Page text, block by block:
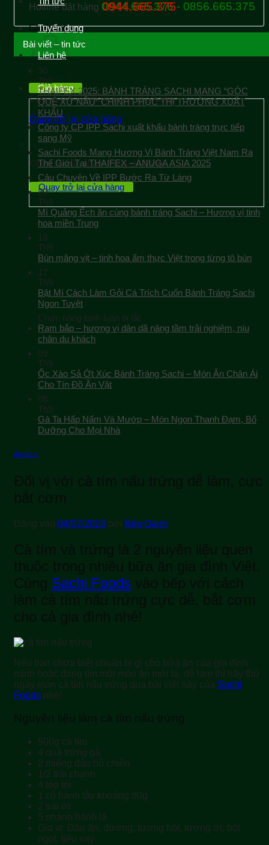
Hotline đặt hàng 0944.665.376 - 0856.665.375
Giỏ hàng
Chưa có sản phẩm trong giỏ hàng.
Quay trở lại cửa hàng
Tuyển dụng
Liên hệ
Giỏ hàng
Chưa có sản phẩm trong giỏ hàng.
Quay trở lại cửa hàng
0944.665.375
Bài viết – tin tức
30
Th9
THAIFEX 2025: BÁNH TRÁNG SACHI MANG “GÓC
QUÊ XỨ NẪU” CHINH PHỤC THỊ TRƯỜNG XUẤT
KHẨU
Công ty CP IPP Sachi xuất khẩu bánh tráng trực tiếp
sang Mỹ
Sachi Foods Mang Hương Vị Bánh Tráng Việt Nam Ra
Thế Giới Tại THAIFEX – ANUGA ASIA 2025
Câu Chuyện Về IPP Bước Ra Từ Làng
20
Th9
Mì Quảng Ếch ăn cùng bánh tráng Sachi – Hương vị tinh
hoa miền Trung
19
Th9
Bún măng vịt – tinh hoa ẩm thực Việt trong từng tô bún
17
Th9
Bật Mí Cách Làm Gỏi Cá Trích Cuốn Bánh Tráng Sachi
Ngon Tuyệt
Chức năng bình luận bị tắtở
Bật
Gỏi
Cá
Tráng
Ram bắp – hương vị dân dã nâng tầm trải nghiệm, níu
chân du khách
09
Th9
Ốc Xào Sả Ớt Xúc Bánh Tráng Sachi – Món Ăn Chân Ái
Cho Tín Đồ Ăn Vặt
08
Th9
Gà Ta Hấp Nấm Và Mướp – Món Ngon Thanh Đạm, Bổ
Dưỡng Cho Mọi Nhà
Ẩm thực
Đổi vị với cà tím nấu trứng dễ làm, cực
bắt cơm
Đăng vào 04/07/2023 bởi Kim Oanh
Cà tím và trứng là 2 nguyên liệu quen
thuộc trong nhiều bữa ăn gia đình Việt.
Cùng Sachi Foods vào bếp với cách
làm cà tím nấu trứng cực dễ, bắt cơm
cho cả gia đình nhé!
Nếu bạn chưa biết chuẩn bị gì cho bữa ăn của gia đình
mình hoặc đang tìm một món ăn mới lạ, dễ làm thì hãy thử
ngay món cà tím nấu trứng qua bài viết này của Sachi
Foods nhé!
Nguyên liệu làm cà tím nấu trứng
500g cà tím
4 quả trứng gà
2 miếng đậu hũ chiên
1/2 trái chanh
4 tép tỏi
1 củ hành tây khoảng 80g
2 trái ớt
5 nhánh hành lá
Gia vị: Dầu ăn, đường, tương hột, tương ớt, bột
ngọt, tiêu xay